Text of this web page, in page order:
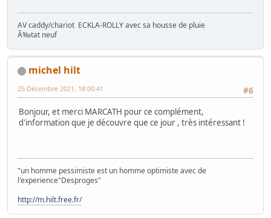
AV caddy/chariot ECKLA-ROLLY avec sa housse de pluie
Ã‰tat neuf
michel hilt
#6
25 Décembre 2021, 18:00:41
Bonjour, et merci MARCATH pour ce complément,
d'information que je découvre que ce jour , très intéressant !
"un homme pessimiste est un homme optimiste avec de
l'experience"Desproges"
http://m.hilt.free.fr/